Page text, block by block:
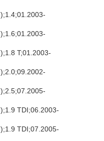
T;01.2003-
TDI;06.2003-
TDI;07.2005-